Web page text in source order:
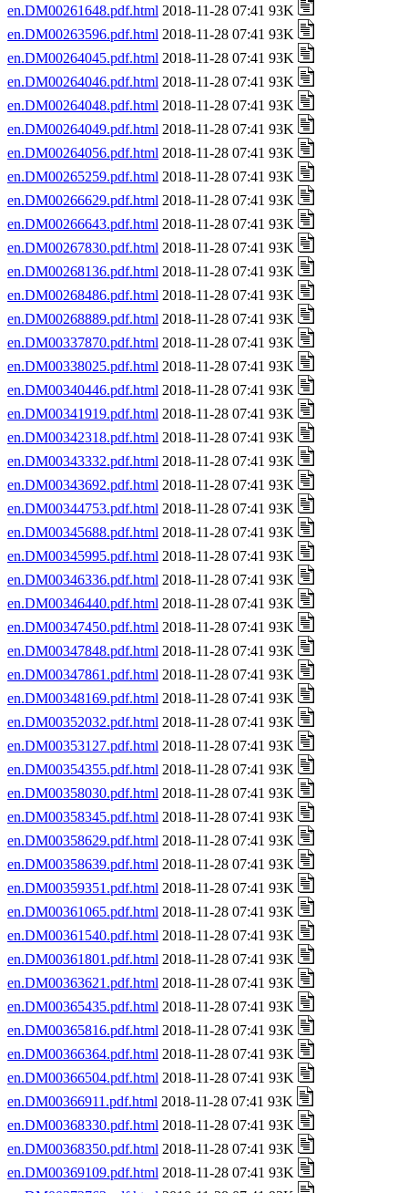
en.DM00261648.pdf.html 2018-11-28 07:41 93K
en.DM00263596.pdf.html 2018-11-28 07:41 93K
en.DM00264045.pdf.html 2018-11-28 07:41 93K
en.DM00264046.pdf.html 2018-11-28 07:41 93K
en.DM00264048.pdf.html 2018-11-28 07:41 93K
en.DM00264049.pdf.html 2018-11-28 07:41 93K
en.DM00264056.pdf.html 2018-11-28 07:41 93K
en.DM00265259.pdf.html 2018-11-28 07:41 93K
en.DM00266629.pdf.html 2018-11-28 07:41 93K
en.DM00266643.pdf.html 2018-11-28 07:41 93K
en.DM00267830.pdf.html 2018-11-28 07:41 93K
en.DM00268136.pdf.html 2018-11-28 07:41 93K
en.DM00268486.pdf.html 2018-11-28 07:41 93K
en.DM00268889.pdf.html 2018-11-28 07:41 93K
en.DM00337870.pdf.html 2018-11-28 07:41 93K
en.DM00338025.pdf.html 2018-11-28 07:41 93K
en.DM00340446.pdf.html 2018-11-28 07:41 93K
en.DM00341919.pdf.html 2018-11-28 07:41 93K
en.DM00342318.pdf.html 2018-11-28 07:41 93K
en.DM00343332.pdf.html 2018-11-28 07:41 93K
en.DM00343692.pdf.html 2018-11-28 07:41 93K
en.DM00344753.pdf.html 2018-11-28 07:41 93K
en.DM00345688.pdf.html 2018-11-28 07:41 93K
en.DM00345995.pdf.html 2018-11-28 07:41 93K
en.DM00346336.pdf.html 2018-11-28 07:41 93K
en.DM00346440.pdf.html 2018-11-28 07:41 93K
en.DM00347450.pdf.html 2018-11-28 07:41 93K
en.DM00347848.pdf.html 2018-11-28 07:41 93K
en.DM00347861.pdf.html 2018-11-28 07:41 93K
en.DM00348169.pdf.html 2018-11-28 07:41 93K
en.DM00352032.pdf.html 2018-11-28 07:41 93K
en.DM00353127.pdf.html 2018-11-28 07:41 93K
en.DM00354355.pdf.html 2018-11-28 07:41 93K
en.DM00358030.pdf.html 2018-11-28 07:41 93K
en.DM00358345.pdf.html 2018-11-28 07:41 93K
en.DM00358629.pdf.html 2018-11-28 07:41 93K
en.DM00358639.pdf.html 2018-11-28 07:41 93K
en.DM00359351.pdf.html 2018-11-28 07:41 93K
en.DM00361065.pdf.html 2018-11-28 07:41 93K
en.DM00361540.pdf.html 2018-11-28 07:41 93K
en.DM00361801.pdf.html 2018-11-28 07:41 93K
en.DM00363621.pdf.html 2018-11-28 07:41 93K
en.DM00365435.pdf.html 2018-11-28 07:41 93K
en.DM00365816.pdf.html 2018-11-28 07:41 93K
en.DM00366364.pdf.html 2018-11-28 07:41 93K
en.DM00366504.pdf.html 2018-11-28 07:41 93K
en.DM00366911.pdf.html 2018-11-28 07:41 93K
en.DM00368330.pdf.html 2018-11-28 07:41 93K
en.DM00368350.pdf.html 2018-11-28 07:41 93K
en.DM00369109.pdf.html 2018-11-28 07:41 93K